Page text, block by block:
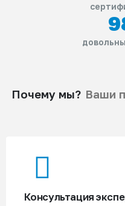
Почему мы? Ваши
Консультация